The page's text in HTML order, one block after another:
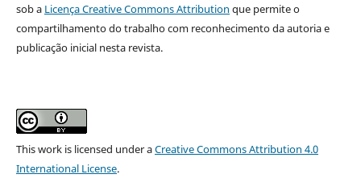
sob a Licença Creative Commons Attribution que permite o
compartilhamento do trabalho com reconhecimento da autoria e
publicação inicial nesta revista.
This work is licensed under aCreative Commons Attribution 4.0
International License.